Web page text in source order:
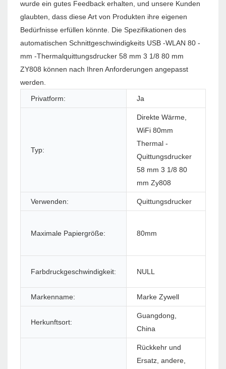
wurde ein gutes Feedback erhalten, und unsere Kunden
glaubten, dass diese Art von Produkten ihre eigenen
Bedürfnisse erfüllen könnte. Die Spezifikationen des
automatischen Schnittgeschwindigkeits USB -WLAN 80 -
mm -Thermalquittungsdrucker 58 mm 3 1/8 80 mm
ZY808 können nach Ihren Anforderungen angepasst
werden.
Privatform:
Ja
Typ:
Direkte Wärme,
WiFi 80mm
Thermal -
Quittungsdrucker
58 mm 3 1/8 80
mm Zy808
Verwenden: Quittungsdrucker
Maximale Papiergröße: 80mm
Farbdruckgeschwindigkeit: NULL
Markenname: Marke Zywell
Herkunftsort:
Guangdong,
China
Rückkehr und
Ersatz, andere,